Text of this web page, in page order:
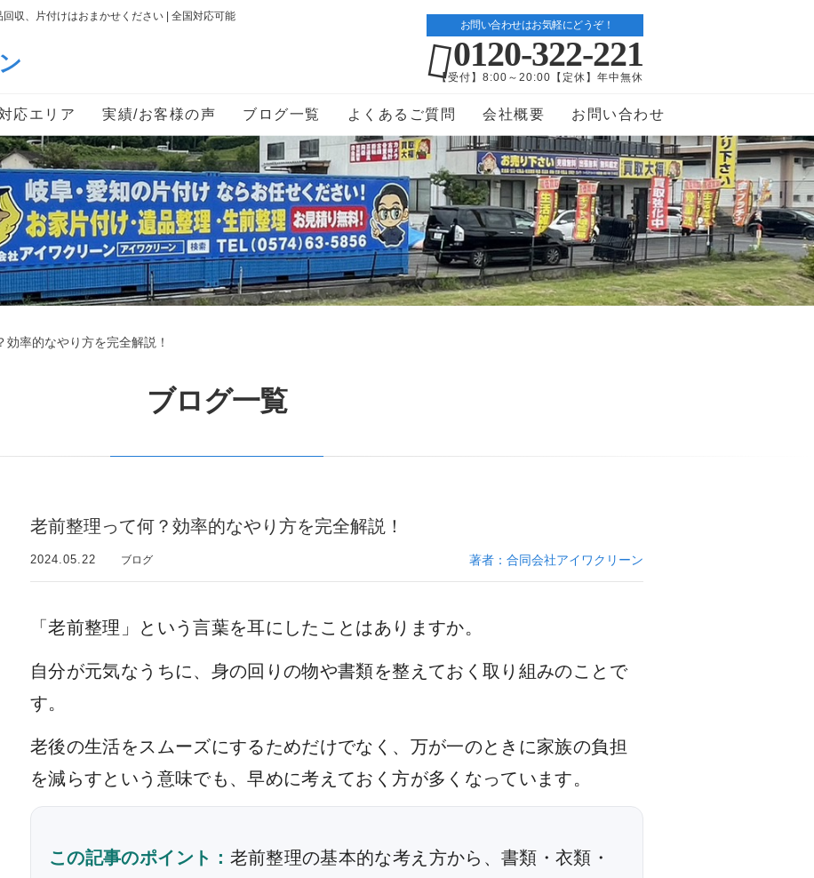
収、片付けはおまかせください | 全国対応可能
お問い合わせはお気軽にどうぞ！
0120-322-221
【受付】8:00～20:00【定休】年中無休
対応エリア 実績/お客様の声 ブログ一覧 よくあるご質問 会社概要 お問い合わせ
効率的なやり方を完全解説！
ブログ一覧
老前整理って何？効率的なやり方を完全解説！
2024.05.22 ブログ 著者：合同会社アイワクリーン
「老前整理」という言葉を耳にしたことはありますか。
自分が元気なうちに、身の回りの物や書類を整えておく取り組みのことで
す。
老後の生活をスムーズにするためだけでなく、万が一のときに家族の負担
を減らすという意味でも、早めに考えておく方が多くなっています。
この記事のポイント： 老前整理の基本的な考え方から、書類・衣類・